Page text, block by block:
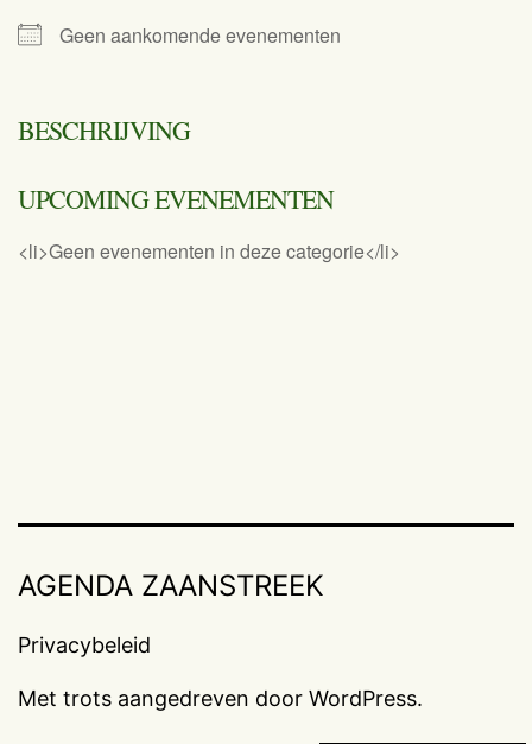
Geen aankomende evenementen
BESCHRIJVING
UPCOMING EVENEMENTEN
<li>Geen evenementen in deze categorie</li>
AGENDA ZAANSTREEK
Privacybeleid
Met trots aangedreven door WordPress.